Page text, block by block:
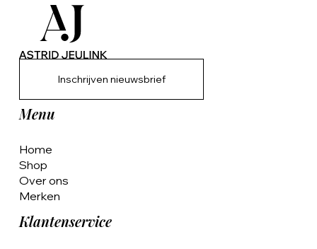
Inschrijven nieuwsbrief
Menu
Home
Shop
Over ons
Merken
Klantenservice